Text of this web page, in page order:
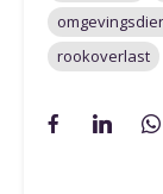
rookoverlast